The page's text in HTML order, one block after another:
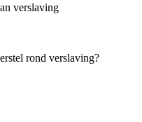
verslaving
rond verslaving?